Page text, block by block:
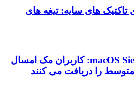
تاکتیک های سایه: تیغه های
نقد و بررسی macOS Sierra: کاربران مک امسال
را دریافت می کنند